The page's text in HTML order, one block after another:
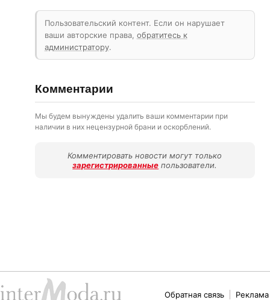
Пользовательский контент. Если он нарушает
ваши авторские права, обратитесь к
администратору.
Комментарии
Мы будем вынуждены удалить ваши комментарии при
наличии в них нецензурной брани и оскорблений.
Комментировать новости могут только
зарегистрированные пользователи.
Обратная связь